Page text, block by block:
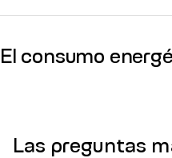
El consumo
Las preguntas